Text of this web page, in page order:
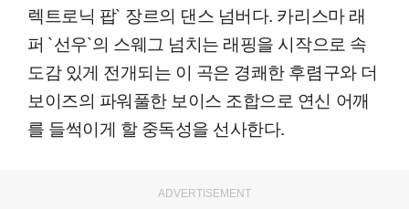
렉트로닉 팝` 장르의 댄스 넘버다. 카리스마 래
퍼 `선우`의 스웨그 넘치는 래핑을 시작으로 속
도감 있게 전개되는 이 곡은 경쾌한 후렴구와 더
보이즈의 파워풀한 보이스 조합으로 연신 어깨
를 들썩이게 할 중독성을 선사한다.
ADVERTISEMENT